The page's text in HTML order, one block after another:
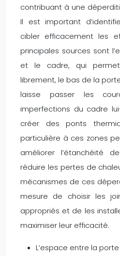
contribuant à une
Il est important
cibler efficacement les
principales sources sont
et le cadre, qui
librement, le bas de la
laisse passer les
imperfections du cadre
créer des ponts
particulière à ces zones
améliorer l’étanchéité
réduire les pertes de
mécanismes de ces
mesure de choisir les
appropriés et de les
maximiser leur efficacité.
L’espace entre la